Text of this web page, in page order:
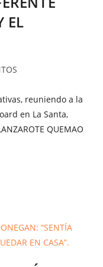
EL
reuniendo a la
en La Santa,
QUEMAO